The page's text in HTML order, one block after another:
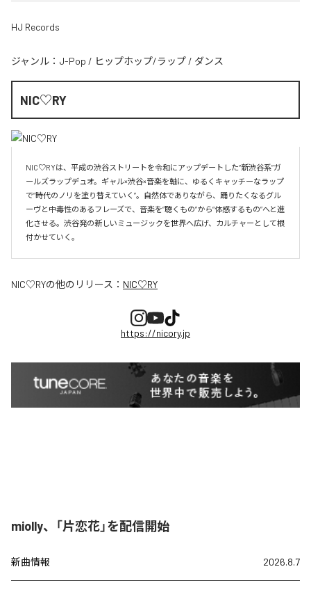
HJ Records
ジャンル： J-Pop / ヒップホップ/ラップ / ダンス
NIC♡RY
NIC♡RYは、平成の渋谷ストリートを令和にアップデートした“新渋谷系”ガ
ールズラップデュオ。ギャル×渋谷×音楽を軸に、ゆるくキャッチーなラップ
で“時代のノリを塗り替えていく”。自然体でありながら、踊りたくなるグル
ーヴと中毒性のあるフレーズで、音楽を“聴くもの”から“体感するもの”へと進
化させる。渋谷発の新しいミュージックを世界へ広げ、カルチャーとして根
付かせていく。
NIC♡RYの他のリリース： NIC♡RY
https://nicory.jp
miolly、「片恋花」を配信開始
新曲情報 2026.8.7